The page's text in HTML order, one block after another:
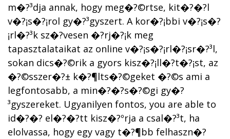
m�?³dja annak, hogy meg�?©rtse, kit�?�?l
v�?¡s�?¡rol gy�?³gyszert. A kor�?¡bbi v�?¡s�?
¡rl�?³k sz�?­vesen �?­rj�?¡k meg
tapasztalataikat az online v�?¡s�?¡rl�?¡sr�?³l,
sokan dics�?©rik a gyors kisz�?¡ll�?­t�?¡st, az
�?©sszer�?± k�?¶lts�?©geket �?©s ami a
legfontosabb, a min�?�?s�?©gi gy�?
³gyszereket. Ugyanilyen fontos, you are able to
id�?�? el�?�?tt kisz�?ºrja a csal�?³t, ha
elolvassa, hogy egy vagy t�?¶bb felhaszn�?